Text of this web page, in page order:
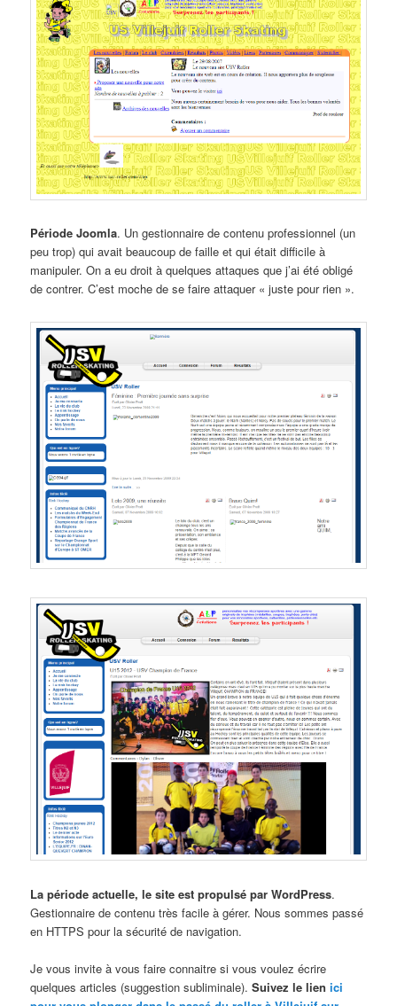
Période Joomla. Un gestionnaire de contenu professionnel (un
peu trop) qui avait beaucoup de faille et qui était difficile à
manipuler. On a eu droit à quelques attaques que j’ai été obligé
de contrer. C’est moche de se faire attaquer « juste pour rien ».
La période actuelle, le site est propulsé par WordPress.
Gestionnaire de contenu très facile à gérer. Nous sommes passé
en HTTPS pour la sécurité de navigation.
Je vous invite à vous faire connaitre si vous voulez écrire
quelques articles (suggestion subliminale).Suivez le lienici